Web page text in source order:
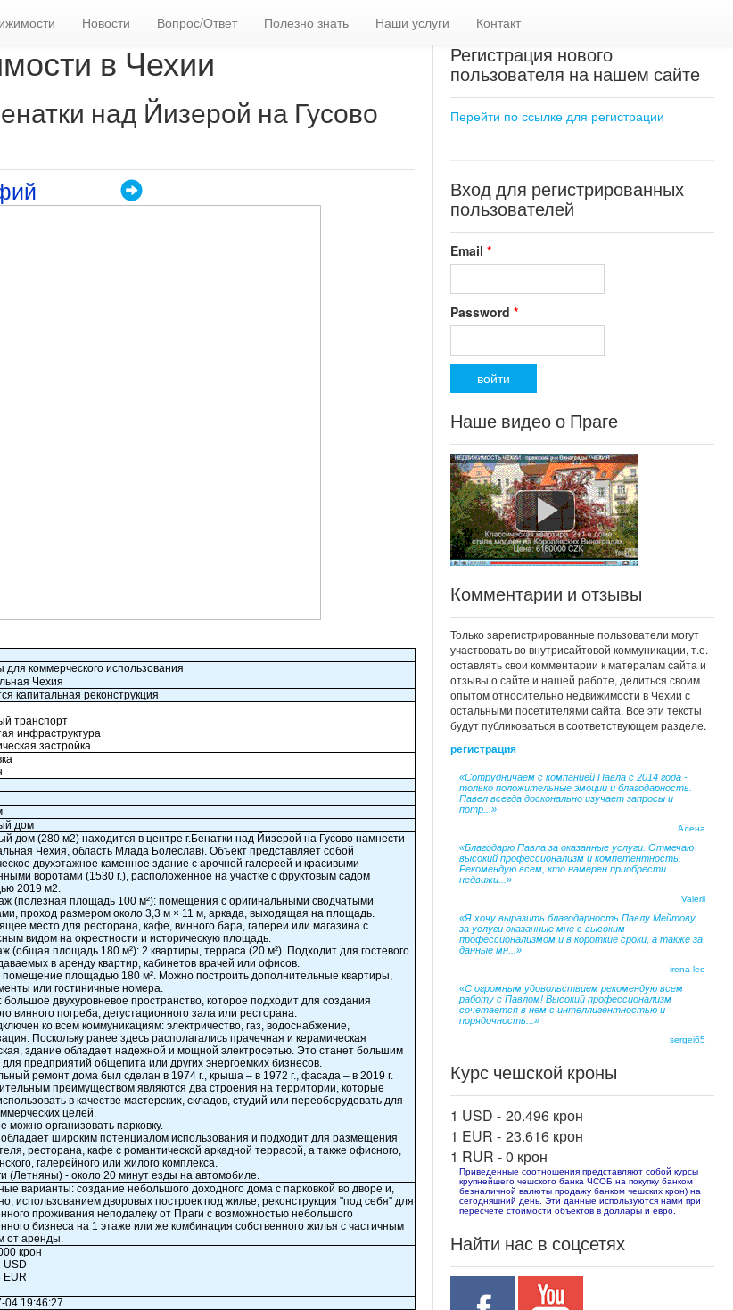
Новости Вопрос/Ответ Полезно знать Наши услуги Контакт
в Чехии
над Йизерой на Гусово
для коммерческого использования
Чехия
капитальная реконструкция
транспорт
инфраструктура
застройка
дом
дом (280 м2) находится в центре г.Бенатки над Йизерой на Гусово намнести
Чехия, область Млада Болеслав). Объект представляет собой
двухэтажное каменное здание с арочной галереей и красивыми
воротами (1530 г.), расположенное на участке с фруктовым садом
2019 м2.
(полезная площадь 100 м²): помещения с оригинальными сводчатыми
проход размером около 3,3 м × 11 м, аркада, выходящая на площадь.
место для ресторана, кафе, винного бара, галереи или магазина с
видом на окрестности и историческую площадь.
(общая площадь 180 м²): 2 квартиры, терраса (20 м²). Подходит для гостевого
в аренду квартир, кабинетов врачей или офисов.
помещение площадью 180 м². Можно построить дополнительные квартиры,
или гостиничные номера.
большое двухуровневое пространство, которое подходит для создания
винного погреба, дегустационного зала или ресторана.
ко всем коммуникациям: электричество, газ, водоснабжение,
Поскольку ранее здесь располагались прачечная и керамическая
здание обладает надежной и мощной электросетью. Это станет большим
предприятий общепита или других энергоемких бизнесов.
ремонт дома был сделан в 1974 г., крыша – в 1972 г., фасада – в 2019 г.
преимуществом являются два строения на территории, которые
в качестве мастерских, складов, студий или переоборудовать для
целей.
можно организовать парковку.
широким потенциалом использования и подходит для размещения
ресторана, кафе с романтической аркадной террасой, а также офисного,
галерейного или жилого комплекса.
(Летняны) - около 20 минут езды на автомобиле.
варианты: создание небольшого доходного дома с парковкой во дворе и,
использованием дворовых построек под жилье, реконструкция "под себя" для
проживания неподалеку от Праги с возможностью небольшого
бизнеса на 1 этаже или же комбинация собственного жилья с частичным
от аренды.
крон
USD
EUR
04 19:46:27
Регистрация нового
пользователя на нашем сайте
Перейти по ссылке для регистрации
Вход для регистрированных
пользователей
Email *
Password *
Наше видео о Праге
Комментарии и отзывы
Только зарегистрированные пользователи могут
участвовать во внутрисайтовой коммуникации, т.е.
оставлять свои комментарии к матералам сайта и
отзывы о сайте и нашей работе, делиться своим
опытом относительно недвижимости в Чехии с
остальными посетителями сайта. Все эти тексты
будут публиковаться в соответствующем разделе.
регистрация
«Сотрудничаем с компанией Павла с 2014 года -
только положительные эмоции и благодарность.
Павел всегда досконально изучает запросы и
потр...»
Алена
«Благодарю Павла за оказанные услуги. Отмечаю
высокий профессионализм и компетентность.
Рекомендую всем, кто намерен приобрести
недвижи...»
Valerii
«Я хочу выразить благодарность Павлу Мейтову
за услуги оказанные мне с высоким
профессионализмом и в короткие сроки, а также за
данные мн...»
irena-leo
«С огромным удовольствием рекомендую всем
работу с Павлом! Высокий профессионализм
сочетается в нем с интеллигентностью и
порядочность...»
sergei65
Курс чешской кроны
1 USD - 20.496 крон
1 EUR - 23.616 крон
1 RUR -0 крон
Приведенные соотношения представляют собой курсы
крупнейшего чешского банка ЧСОБ на покупку банком
безналичной валюты продажу банком чешских крон) на
сегодняшний день. Эти данные используются нами при
пересчете стоимости объектов в доллары и евро.
Найти нас в соцсетях